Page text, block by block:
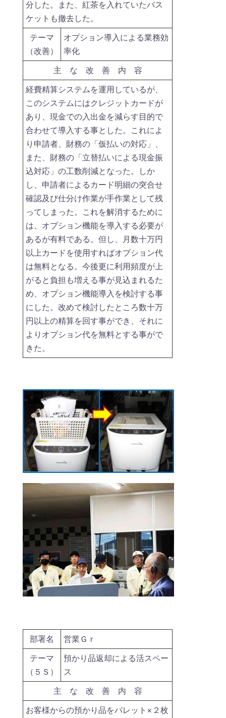
分した。また、紅茶を入れていたバス
ケットも撤去した。
テーマ
（改善）
オプション導入による業務効
率化
主 な 改 善 内 容
経費精算システムを運用しているが、
このシステムにはクレジットカードが
あり、現金での入出金を減らす目的で
合わせて導入する事とした。これによ
り申請者、財務の「仮払いの対応」、
また、財務の「立替払いによる現金振
込対応」の工数削減となった。しか
し、申請者によるカード明細の突合せ
確認及び仕分け作業が手作業として残
ってしまった。これを解消するために
は、オプション機能を導入する必要が
あるが有料である。但し、月数十万円
以上カードを使用すればオプション代
は無料となる。今後更に利用頻度が上
がると負担も増える事が見込まれるた
め、オプション機能導入を検討する事
にした。改めて検討したところ数十万
円以上の精算を回す事ができ、それに
よりオプション代を無料とする事がで
きた。
部署名
営業Ｇｒ
テーマ
（５Ｓ）
預かり品返却による活スペー
ス
主 な 改 善 内 容
お客様からの預かり品をパレット×２枚